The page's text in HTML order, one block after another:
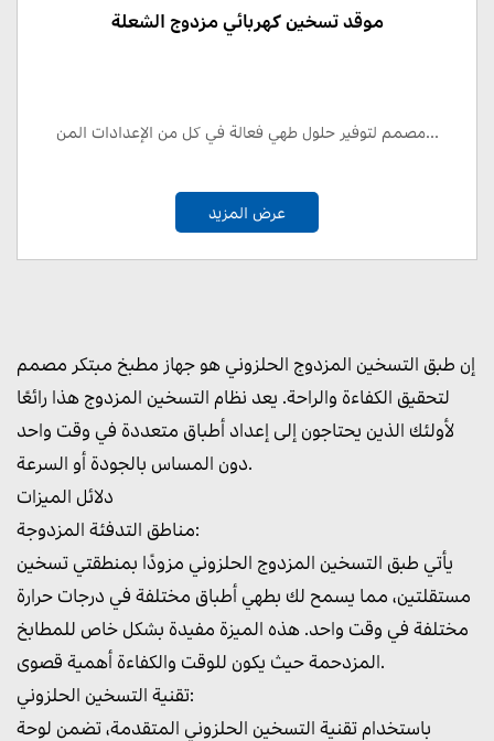
موقد تسخين كهربائي مزدوج الشعلة
مصمم لتوفير حلول طهي فعالة في كل من الإعدادات المن...
عرض المزيد
إن طبق التسخين المزدوج الحلزوني هو جهاز مطبخ مبتكر مصمم
لتحقيق الكفاءة والراحة. يعد نظام التسخين المزدوج هذا رائعًا
لأولئك الذين يحتاجون إلى إعداد أطباق متعددة في وقت واحد
دون المساس بالجودة أو السرعة.
دلائل الميزات
مناطق التدفئة المزدوجة:
يأتي طبق التسخين المزدوج الحلزوني مزودًا بمنطقتي تسخين
مستقلتين، مما يسمح لك بطهي أطباق مختلفة في درجات حرارة
مختلفة في وقت واحد. هذه الميزة مفيدة بشكل خاص للمطابخ
المزدحمة حيث يكون للوقت والكفاءة أهمية قصوى.
تقنية التسخين الحلزوني:
باستخدام تقنية التسخين الحلزوني المتقدمة، تضمن لوحة